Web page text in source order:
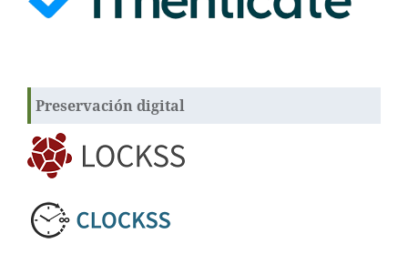
Preservación digital